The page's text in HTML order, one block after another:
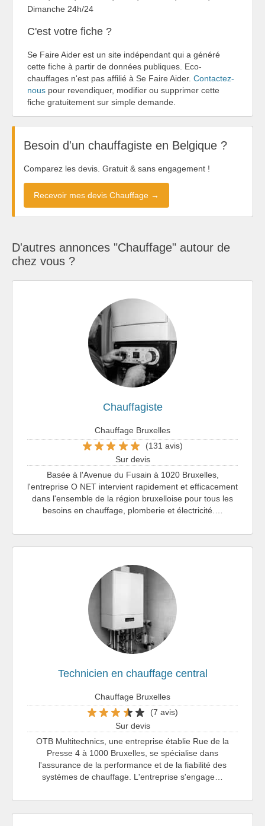
Dimanche 24h/24
C'est votre fiche ?
Se Faire Aider est un site indépendant qui a généré
cette fiche à partir de données publiques. Eco-
chauffages n'est pas affilié à Se Faire Aider. Contactez-
nous pour revendiquer, modifier ou supprimer cette
fiche gratuitement sur simple demande.
Besoin d'un chauffagiste en Belgique ?
Comparez les devis. Gratuit & sans engagement !
Recevoir mes devis Chauffage →
D'autres annonces "Chauffage" autour de
chez vous ?
Chauffagiste
Chauffage Bruxelles
(131 avis)
Sur devis
Basée à l'Avenue du Fusain à 1020 Bruxelles,
l'entreprise O NET intervient rapidement et efficacement
dans l'ensemble de la région bruxelloise pour tous les
besoins en chauffage, plomberie et électricité.…
Technicien en chauffage central
Chauffage Bruxelles
(7 avis)
Sur devis
OTB Multitechnics, une entreprise établie Rue de la
Presse 4 à 1000 Bruxelles, se spécialise dans
l'assurance de la performance et de la fiabilité des
systèmes de chauffage. L'entreprise s'engage…